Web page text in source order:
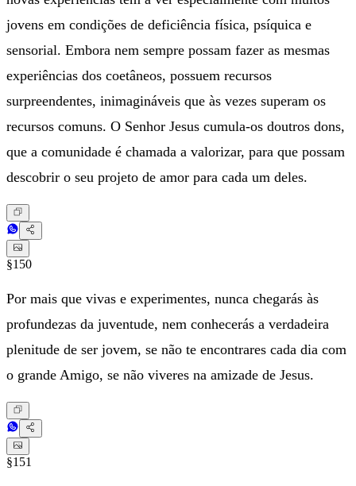
jovens em condições de deficiência física, psíquica e
sensorial. Embora nem sempre possam fazer as mesmas
experiências dos coetâneos, possuem recursos
surpreendentes, inimagináveis que às vezes superam os
recursos comuns. O Senhor Jesus cumula-os doutros dons,
que a comunidade é chamada a valorizar, para que possam
descobrir o seu projeto de amor para cada um deles.
§150
Por mais que vivas e experimentes, nunca chegarás às
profundezas da juventude, nem conhecerás a verdadeira
plenitude de ser jovem, se não te encontrares cada dia com
o grande Amigo, se não viveres na amizade de Jesus.
§151